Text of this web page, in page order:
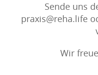
Sende uns
praxis@reha.life
Wir